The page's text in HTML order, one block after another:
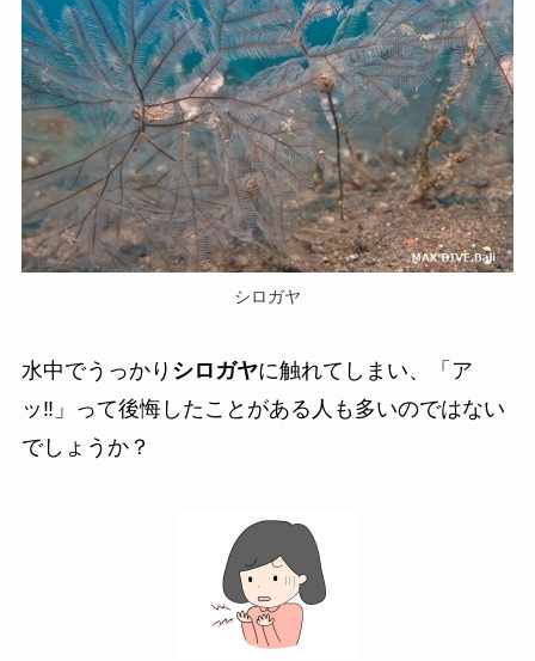
シロガヤ
水中でうっかり シロガヤに触れてしまい、「ア
ッ‼」って後悔したことがある人も多いのではない
でしょうか？